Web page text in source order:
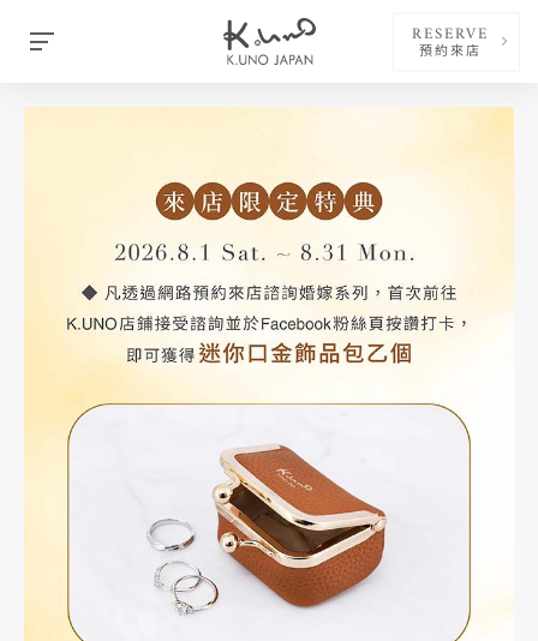
RESERVE
預約來店